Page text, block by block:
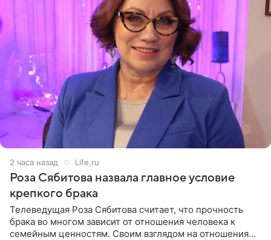
2 часа назад Life.ru
Роза Сябитова назвала главное условие
крепкого брака
Телеведущая Роза Сябитова считает, что прочность
брака во многом зависит от отношения человека к
семейным ценностям. Своим взглядом на отношения